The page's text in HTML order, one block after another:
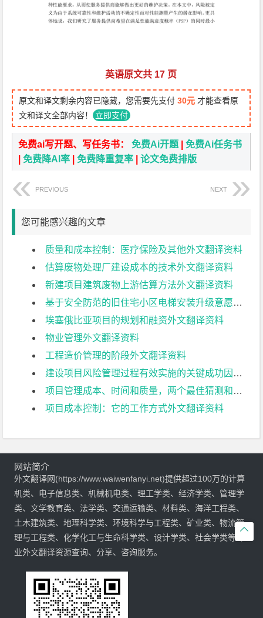
英语原文共 17 页
原文和译文剩余内容已隐藏，您需要先支付30元 才能查看原
文和译文全部内容！ 立即支付
免费ai写开题、写任务书：免费Ai开题 |免费Ai任务书
|免费降AI率 |免费降重复率 |论文免费排版
PREVIOUS NEXT
您可能感兴趣的文章
质量和成本控制：医疗保险及其他外文翻译资料
估算废物处理厂建设成本的技术外文翻译资料
新建项目建筑废物上游估算方法外文翻译资料
基于安全防范的旧住宅小区电梯安装升级意愿路径研究外文翻译资料
埃塞俄比亚项目的规划和融资外文翻译资料
物业管理外文翻译资料
工程造价管理的阶段外文翻译资料
建设项目风险管理过程有效实施的关键成功因素模型外文翻译资料
项目管理成本、时间和质量，两个最佳猜测和一个现象，是接受其他成功标准的时间了外文翻译资料
项目成本控制：它的工作方式外文翻译资料

网站简介
外文翻译网(https://www.waiwenfanyi.net)提供超过100万的计算
机类、电子信息类、机械机电类、理工学类、经济学类、管理学
类、文学教育类、法学类、交通运输类、材料类、海洋工程类、
土木建筑类、地理科学类、环境科学与工程类、矿业类、物流管
理与工程类、化学化工与生命科学类、设计学类、社会学类等专
业外文翻译资源查询、分享、咨询服务。